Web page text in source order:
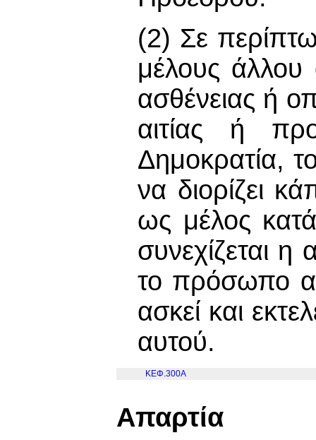
(2) Σε
μέλους άλλου
ασθένειας ή
αιτίας ή
Δημοκρατία,
να διορίζει
ως μέλος
συνεχίζεται η
το πρόσωπο
ασκεί και
αυτού.
ΚΕΦ.300Α
Απαρτία